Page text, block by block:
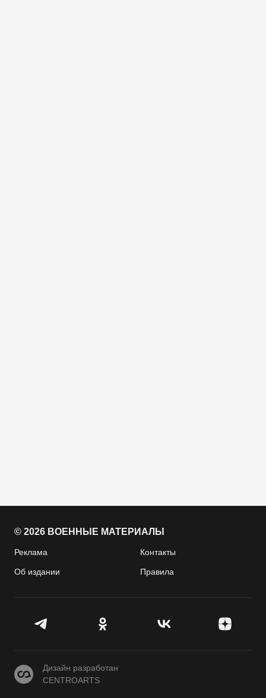
© 2026 ВОЕННЫЕ МАТЕРИАЛЫ
Реклама Контакты
Об издании Правила
CENTROARTS